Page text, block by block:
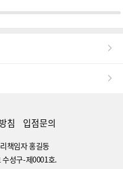
침 입점문의
책임자 홍길동
성구-제0001호.